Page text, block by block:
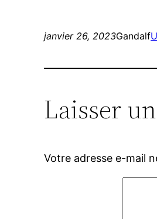
janvier 26, 2023Gandalf
Laisser
Votre adresse e-mail